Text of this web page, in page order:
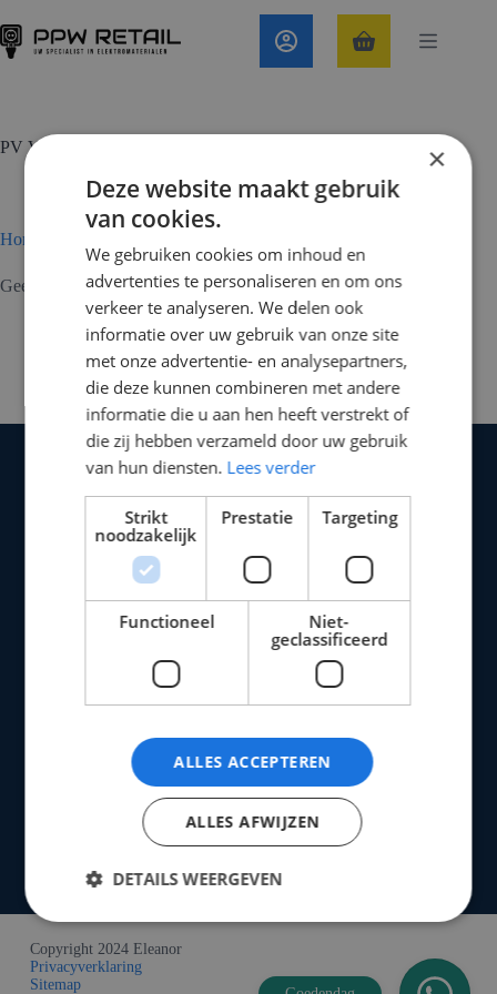
naar
de
Winkelwagen
PV Verdelers
Home
Geen producten gevonden die aan je selectie voldoen.
Contact
3261RH Oud-Beijerland
0646202560
retail.com
Informatie
Klantenservice
Klachtenregeling
Retour en refund beleid
Onze beloften
Voor 17:00 besteld, morgen in huis
Gratis verzending bij bestellingen vanaf € 250
Binnen 14 dagen retourgarantie
Copyright 2024 Eleanor
Privacyverklaring
Sitemap
×
Deze website maakt gebruik
van cookies.
We gebruiken cookies om inhoud en
advertenties te personaliseren en om ons
verkeer te analyseren. We delen ook
informatie over uw gebruik van onze site
met onze advertentie- en analysepartners,
die deze kunnen combineren met andere
informatie die u aan hen heeft verstrekt of
die zij hebben verzameld door uw gebruik
van hun diensten. Lees verder
Strikt
noodzakelijk
Prestatie Targeting
Functioneel
Niet-
geclassificeerd
ALLES ACCEPTEREN
ALLES AFWIJZEN
DETAILS WEERGEVEN